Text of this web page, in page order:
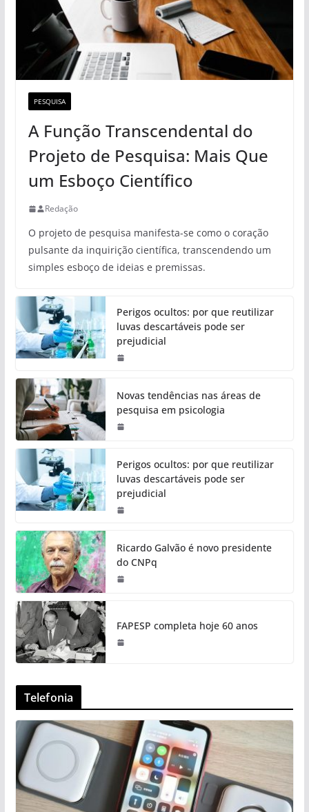
PESQUISA
A Função Transcendental do
Projeto de Pesquisa: Mais Que
um Esboço Científico
Redação
O projeto de pesquisa manifesta-se como o coração
pulsante da inquirição científica, transcendendo um
simples esboço de ideias e premissas.
Perigos ocultos: por que reutilizar
luvas descartáveis pode ser
prejudicial
Novas tendências nas áreas de
pesquisa em psicologia
Perigos ocultos: por que reutilizar
luvas descartáveis pode ser
prejudicial
Ricardo Galvão é novo presidente
do CNPq
FAPESP completa hoje 60 anos
Telefonia